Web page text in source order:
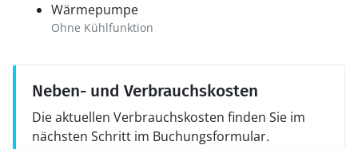
Wärmepumpe
Ohne Kühlfunktion
Neben- und Verbrauchskosten
Die aktuellen Verbrauchskosten finden Sie im
nächsten Schritt im Buchungsformular.